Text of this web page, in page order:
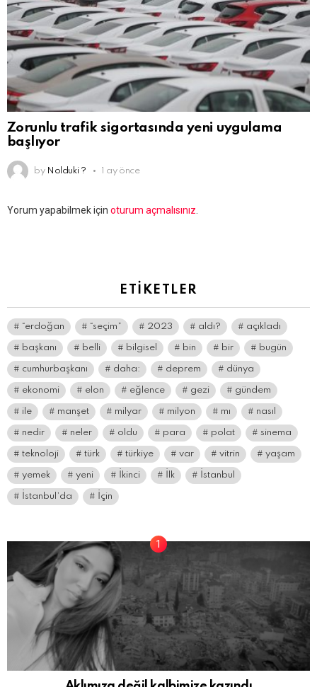
Zorunlu trafik sigortasında yeni uygulama
başlıyor
by Nolduki ? 1 ay önce
Bir
Yorum yapabilmek için oturum açmalısınız
ETIKETLER
“erdoğan “seçim” 2023 aldı? açıkladı
başkanı belli bilgisel bin bir bugün
cumhurbaşkanı daha: deprem dünya
ekonomi elon eğlence gezi gündem
ile manşet milyar milyon mı nasıl
nedir neler oldu para polat sinema
teknoloji türk türkiye var vitrin yaşam
yemek yeni İkinci İlk İstanbul
İstanbul’da İçin